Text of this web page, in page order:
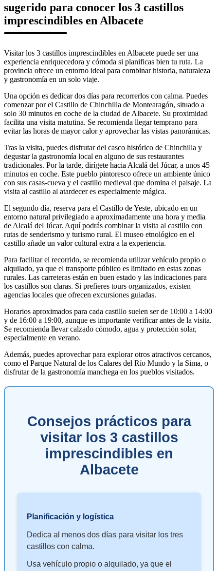
sugerido para conocer los 3 castillos
imprescindibles en Albacete
Visitar los 3 castillos imprescindibles en Albacete puede ser una
experiencia enriquecedora y cómoda si planificas bien tu ruta. La
provincia ofrece un entorno ideal para combinar historia, naturaleza
y gastronomía en un solo viaje.
Una opción es dedicar dos días para recorrerlos con calma. Puedes
comenzar por el Castillo de Chinchilla de Montearagón, situado a
solo 30 minutos en coche de la ciudad de Albacete. Su proximidad
facilita una visita matutina. Se recomienda llegar temprano para
evitar las horas de mayor calor y aprovechar las vistas panorámicas.
Tras la visita, puedes disfrutar del casco histórico de Chinchilla y
degustar la gastronomía local en alguno de sus restaurantes
tradicionales. Por la tarde, dirígete hacia Alcalá del Júcar, a unos 45
minutos en coche. Este pueblo pintoresco ofrece un ambiente único
con sus casas-cueva y el castillo medieval que domina el paisaje. La
visita al castillo al atardecer es especialmente mágica.
El segundo día, reserva para el Castillo de Yeste, ubicado en un
entorno natural privilegiado a aproximadamente una hora y media
de Alcalá del Júcar. Aquí podrás combinar la visita al castillo con
rutas de senderismo y turismo rural. El museo etnológico en el
castillo añade un valor cultural extra a la experiencia.
Para facilitar el recorrido, se recomienda utilizar vehículo propio o
alquilado, ya que el transporte público es limitado en estas zonas
rurales. Las carreteras están en buen estado y las indicaciones para
los castillos son claras. Si prefieres tours organizados, existen
agencias locales que ofrecen excursiones guiadas.
Horarios aproximados para cada castillo suelen ser de 10:00 a 14:00
y de 16:00 a 19:00, aunque es importante verificar antes de la visita.
Se recomienda llevar calzado cómodo, agua y protección solar,
especialmente en verano.
Además, puedes aprovechar para explorar otros atractivos cercanos,
como el Parque Natural de los Calares del Río Mundo y la Sima, o
disfrutar de la gastronomía manchega en los pueblos visitados.
Consejos prácticos para
visitar los 3 castillos
imprescindibles en
Albacete
Planificación y logística
Dedica al menos dos días para visitar los tres
castillos con calma.
Usa vehículo propio o alquilado, ya que el